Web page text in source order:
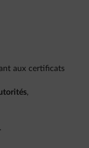
aux certificats
,